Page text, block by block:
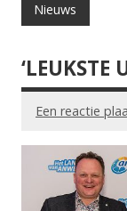
Nieuws
‘LEUKSTE
Een reactie